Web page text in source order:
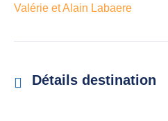
Valérie et Alain Labaere
Détails destination